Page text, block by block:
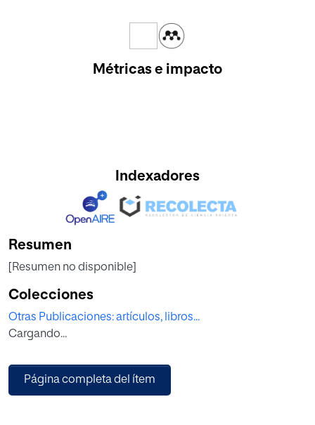
Métricas e impacto
Indexadores
Resumen
[Resumen no disponible]
Colecciones
Otras Publicaciones: artículos, libros...
Cargando...
Página completa del ítem